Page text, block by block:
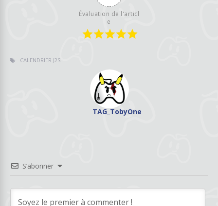
Évaluation de l'articl
e
CALENDRIER J2S
TAG_TobyOne
S’abonner